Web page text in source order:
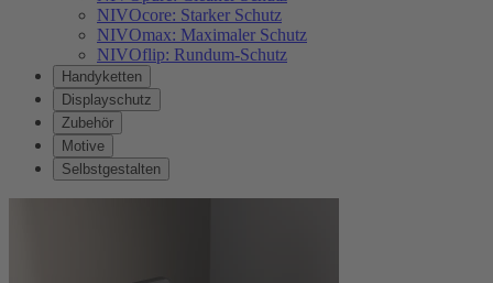
NIVOcore: Starker Schutz
NIVOmax: Maximaler Schutz
NIVOflip: Rundum-Schutz
Handyketten
Displayschutz
Zubehör
Motive
Selbstgestalten